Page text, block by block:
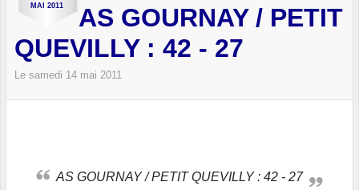
MAI 2011
AS GOURNAY / PETIT
QUEVILLY : 42 - 27
Le samedi 14 mai 2011
AS GOURNAY / PETIT QUEVILLY : 42 - 27